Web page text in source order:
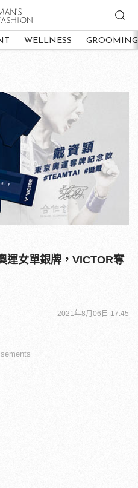
WELLNESS GROOMING
運女單銀牌，VICTOR奪
2021年8月06日 17:45